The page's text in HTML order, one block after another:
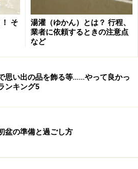
を使用します。排水などは車両へ
トし、水を入れて準備をします。
で温度調節をします。
いるご遺体は関節を曲げて硬直を
脱がせて布やバスタオルで覆いま
し、立会いの人が交代で足元から
かけます。柄杓（ひしゃく）を用
うです。
そ
湯灌（ゆかん）とは？ 行程、
業者に依頼するときの注意点
など
思い出の品を飾る等……やって良かっ
ンキング5
盆の準備と過ごし方